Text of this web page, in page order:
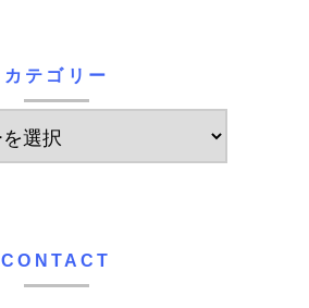
カテゴリー
CONTACT